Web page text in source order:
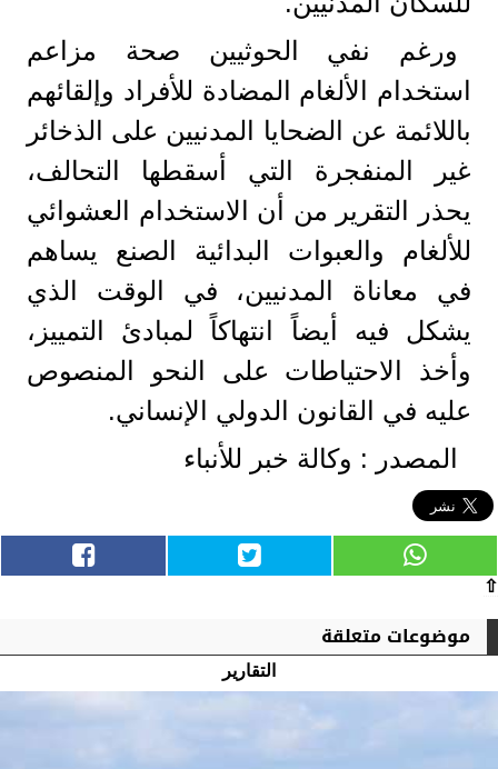
ورغم نفي الحوثيين صحة مزاعم
استخدام الألغام المضادة للأفراد وإلقائهم
باللائمة عن الضحايا المدنيين على الذخائر
غير المنفجرة التي أسقطها التحالف،
يحذر التقرير من أن الاستخدام العشوائي
للألغام والعبوات البدائية الصنع يساهم
في معاناة المدنيين، في الوقت الذي
يشكل فيه أيضاً انتهاكاً لمبادئ التمييز،
وأخذ الاحتياطات على النحو المنصوص
عليه في القانون الدولي الإنساني.
المصدر : وكالة خبر للأنباء
⇧
موضوعات متعلقة
التقارير